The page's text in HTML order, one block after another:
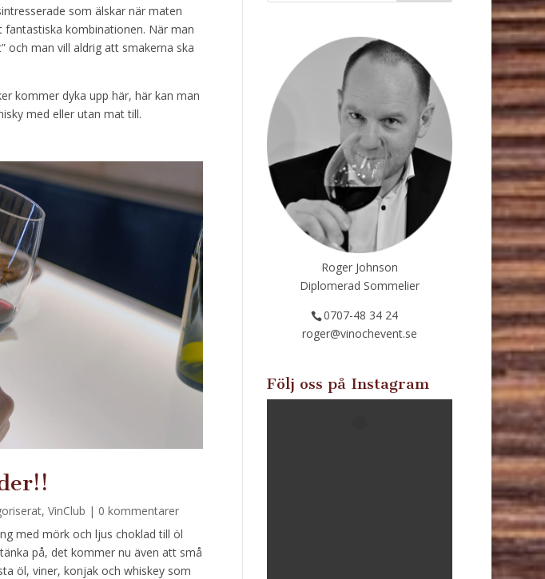
som älskar när maten
kombinationen. När man
och man vill aldrig att smakerna ska
kommer dyka upp här, här kan man
med eller utan mat till.
,VinClub | 0 kommentarer
med mörk och ljus choklad till öl
på, det kommer nu även att små
öl, viner, konjak och whiskey som
Roger Johnson
Diplomerad Sommelier
0707-48 34 24
roger@vinochevent.se
Följ oss på Instagram